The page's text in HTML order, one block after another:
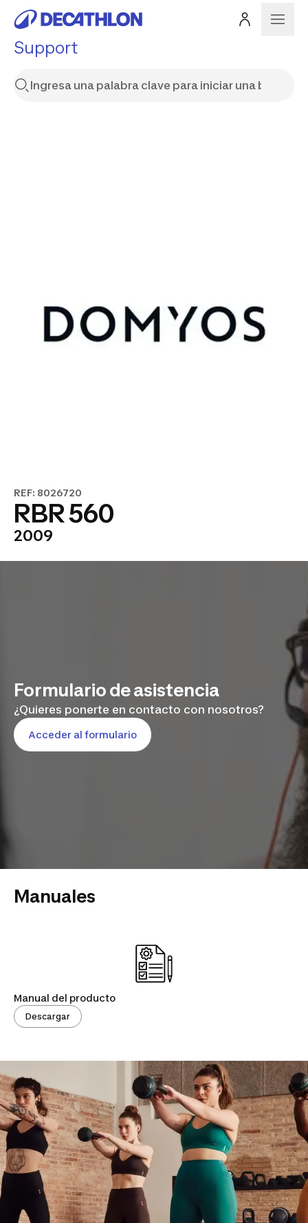
Support
REF: 8026720
RBR 560
2009
Formulario de asistencia
¿Quieres ponerte en contacto con nosotros?
Acceder al formulario
Manuales
Manual del producto
Descargar